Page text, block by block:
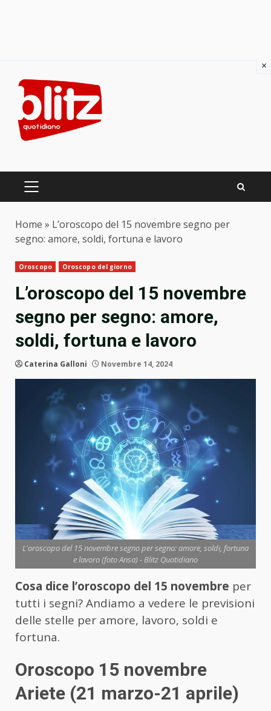
content
PRIMARY
Home » L’oroscopo del 15 novembre segno per
segno: amore, soldi, fortuna e lavoro
Oroscopo Oroscopo del giorno
L’oroscopo del 15 novembre
segno per segno: amore,
soldi, fortuna e lavoro
Caterina Galloni Novembre 14, 2024
L'oroscopo del 15 novembre segno per segno: amore, soldi, fortuna
e lavoro (foto Ansa) - Blitz Quotidiano
Cosa dice l’oroscopo del 15 novembre per
tutti i segni? Andiamo a vedere le previsioni
delle stelle per amore, lavoro, soldi e
fortuna.
Oroscopo 15 novembre
Ariete (21 marzo-21 aprile)
×